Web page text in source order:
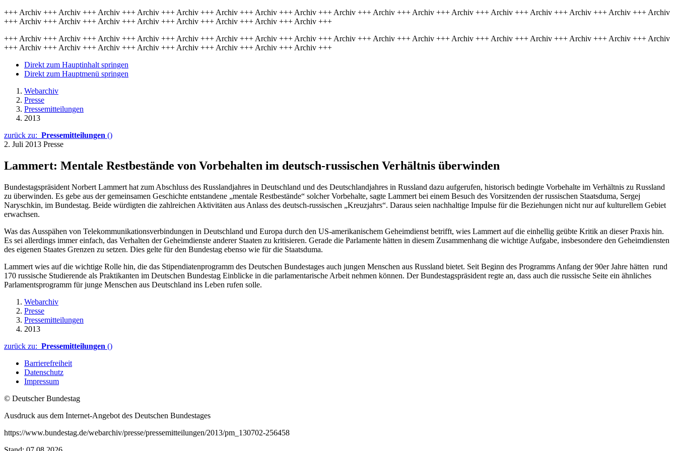
+++ Archiv +++ Archiv +++ Archiv +++ Archiv +++ Archiv +++ Archiv +++ Archiv +++ Archiv +++ Archiv +++ Archiv +++ Archiv +++ Archiv +++ Archiv +++ Archiv +++ Archiv +++ Archiv +++ Archiv
+++ Archiv +++ Archiv +++ Archiv +++ Archiv +++ Archiv +++ Archiv +++ Archiv +++ Archiv +++
+++ Archiv +++ Archiv +++ Archiv +++ Archiv +++ Archiv +++ Archiv +++ Archiv +++ Archiv +++ Archiv +++ Archiv +++ Archiv +++ Archiv +++ Archiv +++ Archiv +++ Archiv +++ Archiv +++ Archiv
+++ Archiv +++ Archiv +++ Archiv +++ Archiv +++ Archiv +++ Archiv +++ Archiv +++ Archiv +++
Direkt zum Hauptinhalt springen
Direkt zum Hauptmenü springen
Webarchiv
Presse
Pressemitteilungen
2013
zurück zu: Pressemitteilungen ()
2. Juli 2013 Presse
Lammert: Mentale Restbestände von Vorbehalten im deutsch-russischen Verhältnis überwinden
Bundestagspräsident Norbert Lammert hat zum Abschluss des Russlandjahres in Deutschland und des Deutschlandjahres in Russland dazu aufgerufen, historisch bedingte Vorbehalte im Verhältnis zu Russland
zu überwinden. Es gebe aus der gemeinsamen Geschichte entstandene „mentale Restbestände“ solcher Vorbehalte, sagte Lammert bei einem Besuch des Vorsitzenden der russischen Staatsduma, Sergej
Naryschkin, im Bundestag. Beide würdigten die zahlreichen Aktivitäten aus Anlass des deutsch-russischen „Kreuzjahrs“. Daraus seien nachhaltige Impulse für die Beziehungen nicht nur auf kulturellem Gebiet
erwachsen.
Was das Ausspähen von Telekommunikationsverbindungen in Deutschland und Europa durch den US-amerikanischem Geheimdienst betrifft, wies Lammert auf die einhellig geübte Kritik an dieser Praxis hin.
Es sei allerdings immer einfach, das Verhalten der Geheimdienste anderer Staaten zu kritisieren. Gerade die Parlamente hätten in diesem Zusammenhang die wichtige Aufgabe, insbesondere den Geheimdiensten
des eigenen Staates Grenzen zu setzen. Dies gelte für den Bundestag ebenso wie für die Staatsduma.
Lammert wies auf die wichtige Rolle hin, die das Stipendiatenprogramm des Deutschen Bundestages auch jungen Menschen aus Russland bietet. Seit Beginn des Programms Anfang der 90er Jahre hätten rund
170 russische Studierende als Praktikanten im Deutschen Bundestag Einblicke in die parlamentarische Arbeit nehmen können. Der Bundestagspräsident regte an, dass auch die russische Seite ein ähnliches
Parlamentsprogramm für junge Menschen aus Deutschland ins Leben rufen solle.
Webarchiv
Presse
Pressemitteilungen
2013
zurück zu: Pressemitteilungen ()
Barrierefreiheit
Datenschutz
Impressum
© Deutscher Bundestag
Ausdruck aus dem Internet-Angebot des Deutschen Bundestages
https://www.bundestag.de/webarchiv/presse/pressemitteilungen/2013/pm_130702-256458